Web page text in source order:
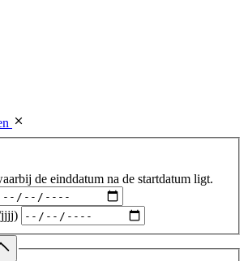
de einddatum na de startdatum ligt.
jjjj)